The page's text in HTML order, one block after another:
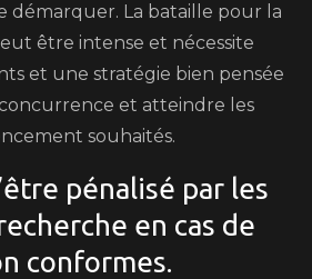
démarquer. La bataille pour la
être intense et nécessite
et une stratégie bien pensée
et atteindre les
souhaités.
pénalisé par les
en cas de
conformes.